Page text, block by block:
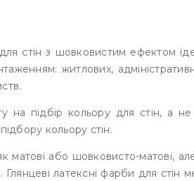
стін з шовковистим ефектом
житлових,
на підбір кольору для стін,
кольору стін.
матові або шовковисто-матові,
Глянцеві латексні фарби для